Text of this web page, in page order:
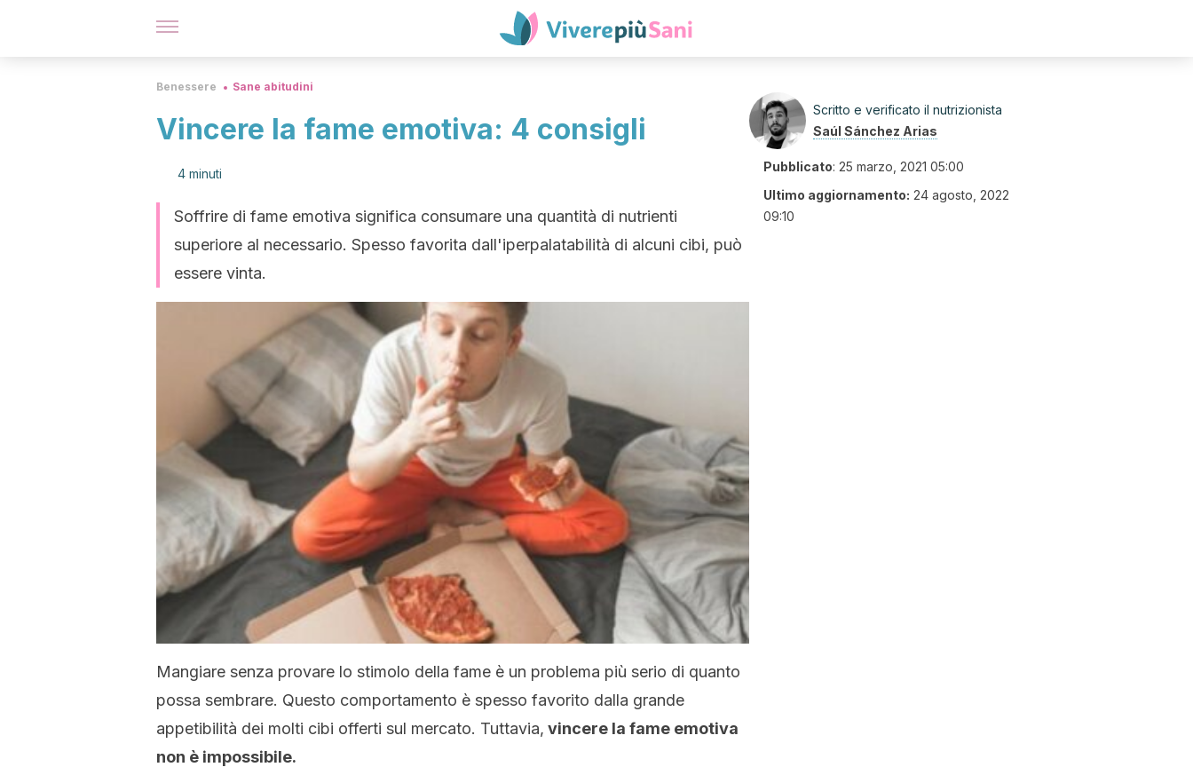
Benessere Sane abitudini
Vincere la fame emotiva: 4 consigli
4 minuti
Soffrire di fame emotiva significa consumare una quantità di nutrienti
superiore al necessario. Spesso favorita dall'iperpalatabilità di alcuni cibi, può
essere vinta.
Mangiare senza provare lo stimolo della fame è un problema più serio di quanto
possa sembrare. Questo comportamento è spesso favorito dalla grande
appetibilità dei molti cibi offerti sul mercato. Tuttavia, vincere la fame emotiva
non è impossibile.
Scritto e verificato il nutrizionista
Saúl Sánchez Arias
Pubblicato: 25 marzo, 2021 05:00
Ultimo aggiornamento: 24 agosto, 2022
09:10